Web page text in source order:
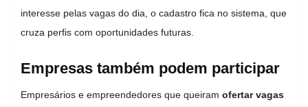
interesse pelas vagas do dia, o cadastro fica no sistema, que
cruza perfis com oportunidades futuras.
Empresas também podem participar
Empresários e empreendedores que queiram ofertar vagas